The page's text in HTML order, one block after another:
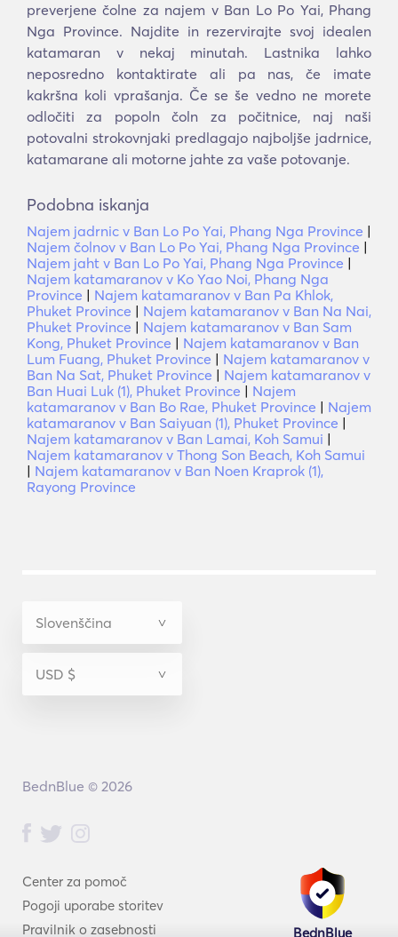
preverjene čolne za najem v Ban Lo Po Yai, Phang
Nga Province. Najdite in rezervirajte svoj idealen
katamaran v nekaj minutah. Lastnika lahko
neposredno kontaktirate ali pa nas, če imate
kakršna koli vprašanja. Če se še vedno ne morete
odločiti za popoln čoln za počitnice, naj naši
potovalni strokovnjaki predlagajo najboljše jadrnice,
katamarane ali motorne jahte za vaše potovanje.
Podobna iskanja
Najem jadrnic v Ban Lo Po Yai, Phang Nga Province |
Najem čolnov v Ban Lo Po Yai, Phang Nga Province |
Najem jaht v Ban Lo Po Yai, Phang Nga Province |
Najem katamaranov v Ko Yao Noi, Phang Nga
Province | Najem katamaranov v Ban Pa Khlok,
Phuket Province | Najem katamaranov v Ban Na Nai,
Phuket Province | Najem katamaranov v Ban Sam
Kong, Phuket Province | Najem katamaranov v Ban
Lum Fuang, Phuket Province | Najem katamaranov v
Ban Na Sat, Phuket Province | Najem katamaranov v
Ban Huai Luk (1), Phuket Province | Najem
katamaranov v Ban Bo Rae, Phuket Province | Najem
katamaranov v Ban Saiyuan (1), Phuket Province |
Najem katamaranov v Ban Lamai, Koh Samui |
Najem katamaranov v Thong Son Beach, Koh Samui
| Najem katamaranov v Ban Noen Kraprok (1),
Rayong Province
Center za pomoč
Pogoji uporabe storitev
Pravilnik o zasebnosti
BednBlue
BednBlue © 2026